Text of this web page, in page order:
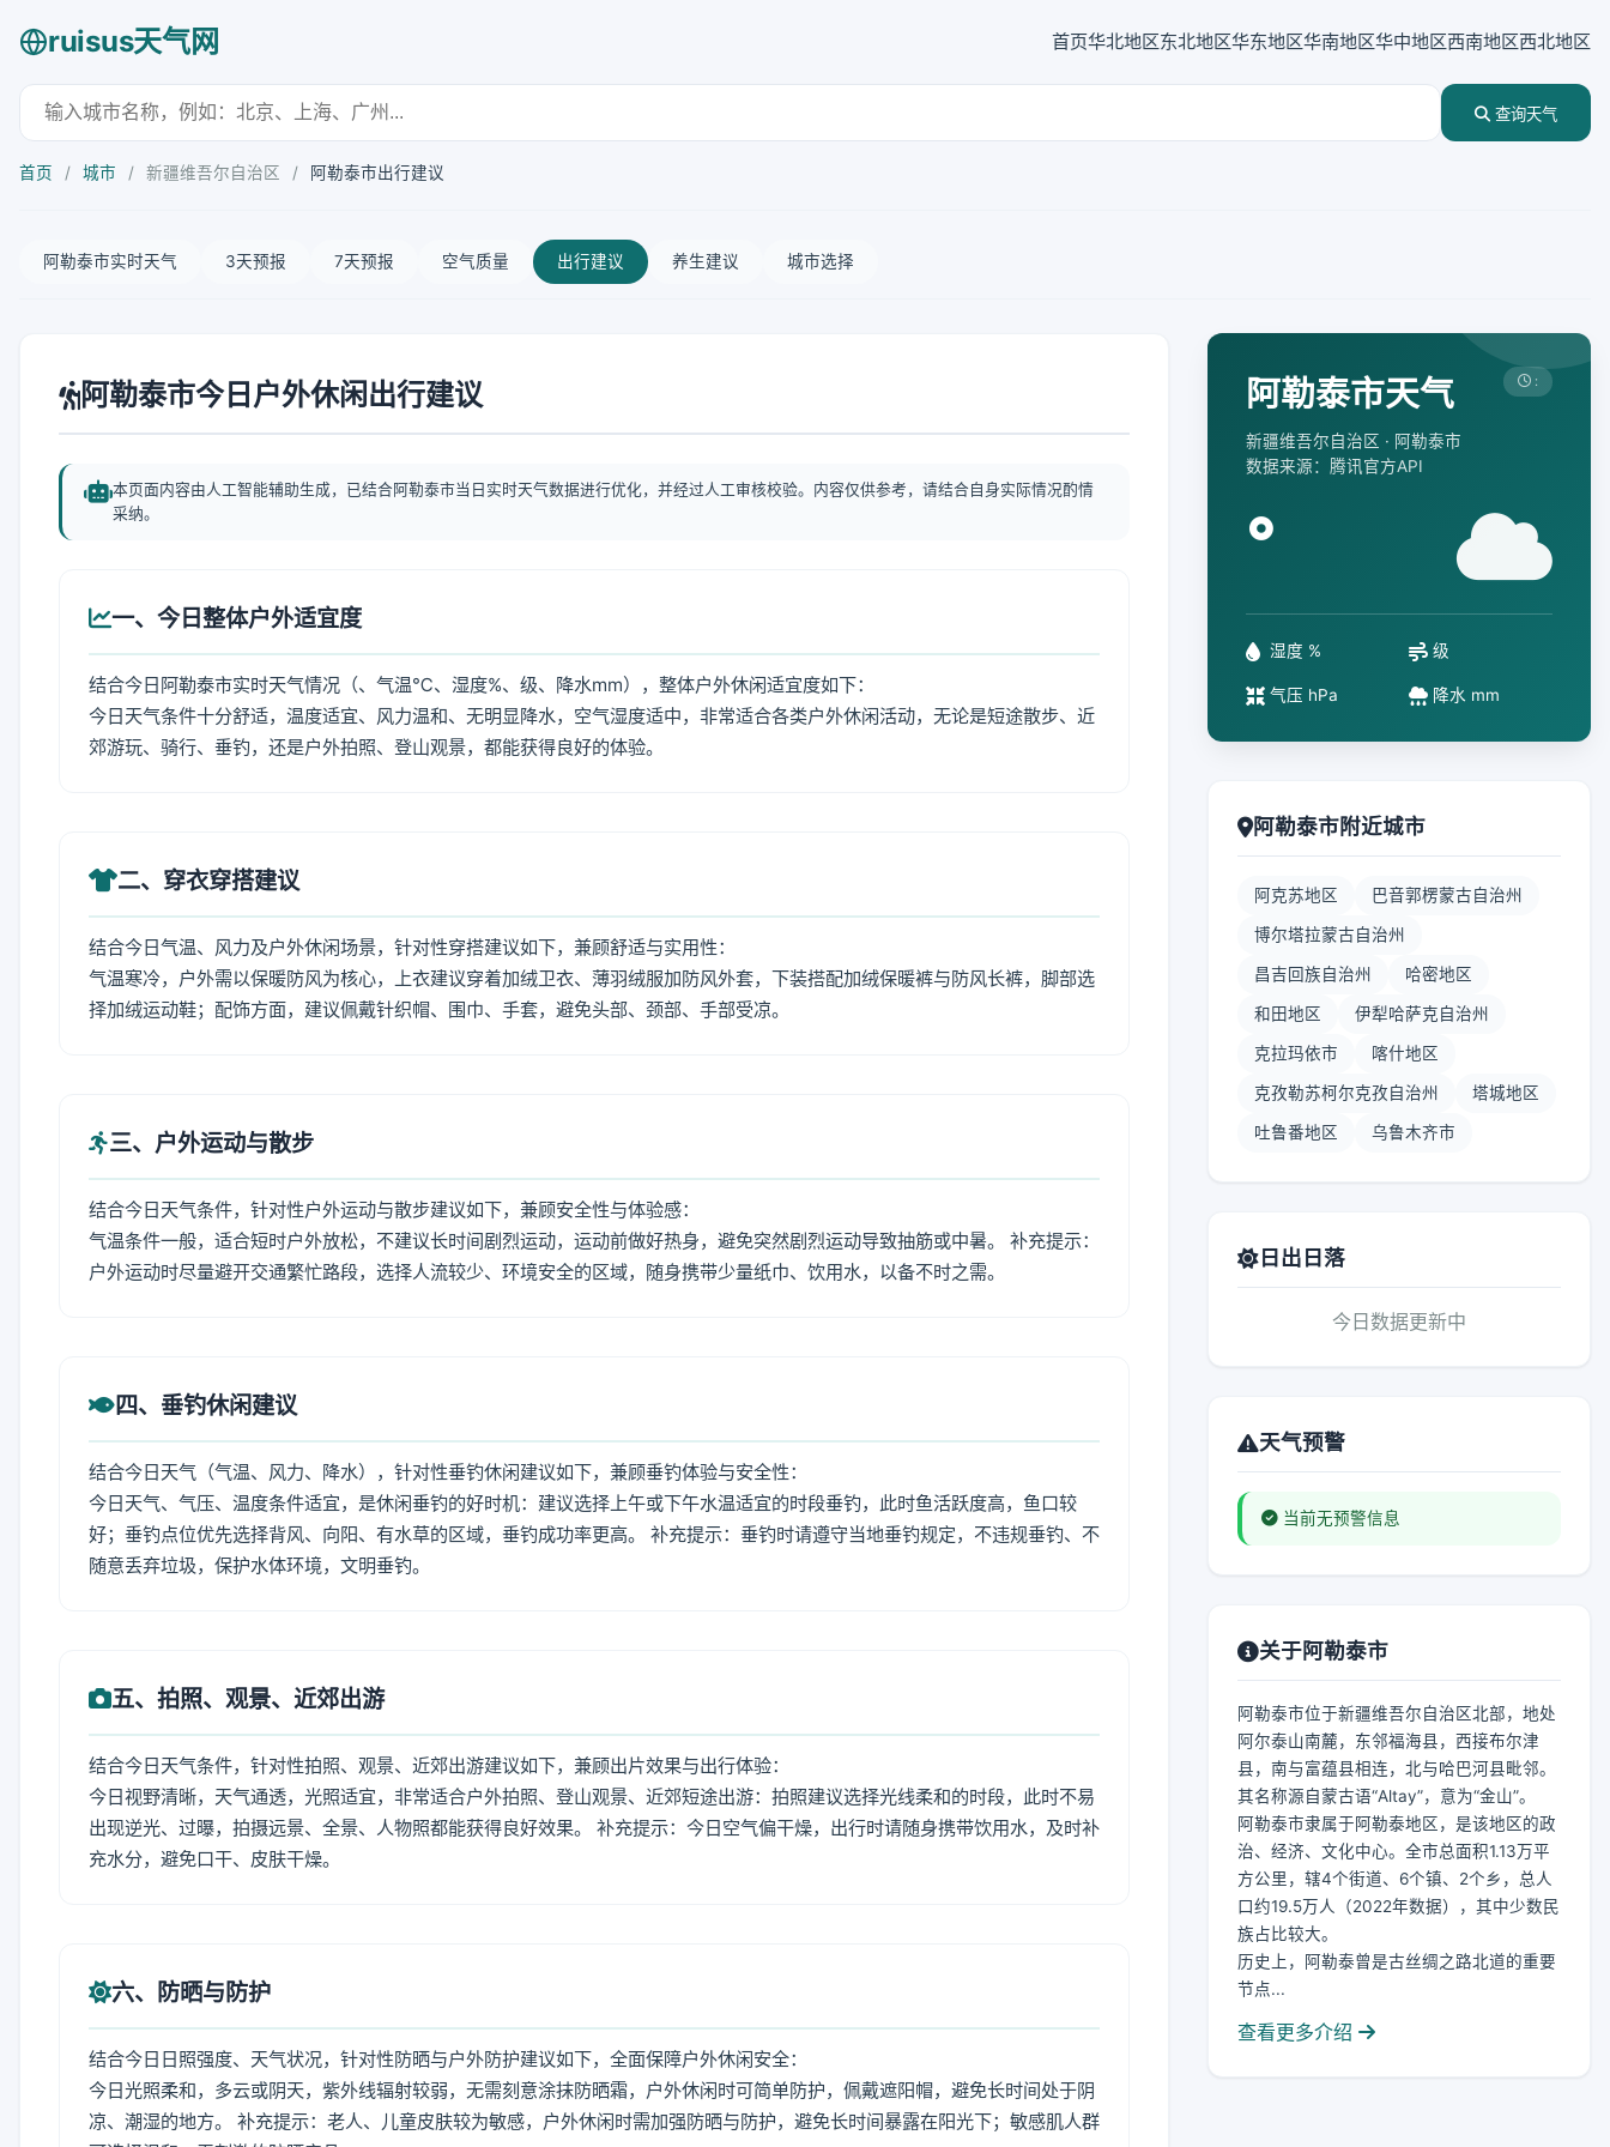
ruisus天气网 首页华北地区东北地区华东地区华南地区华中地区西南地区西北地区
查询天气
首页 / 城市 / 新疆维吾尔自治区 / 阿勒泰市出行建议
阿勒泰市实时天气 3天预报 7天预报 空气质量 出行建议 养生建议 城市选择
阿勒泰市今日户外休闲出行建议
本页面内容由人工智能辅助生成，已结合阿勒泰市当日实时天气数据进行优化，并经过人工审核校验。内容仅供参考，请结合自身实际情况酌情
采纳。
一、今日整体户外适宜度
结合今日阿勒泰市实时天气情况（、气温℃、湿度%、级、降水mm），整体户外休闲适宜度如下：
今日天气条件十分舒适，温度适宜、风力温和、无明显降水，空气湿度适中，非常适合各类户外休闲活动，无论是短途散步、近
郊游玩、骑行、垂钓，还是户外拍照、登山观景，都能获得良好的体验。
二、穿衣穿搭建议
结合今日气温、风力及户外休闲场景，针对性穿搭建议如下，兼顾舒适与实用性：
气温寒冷，户外需以保暖防风为核心，上衣建议穿着加绒卫衣、薄羽绒服加防风外套，下装搭配加绒保暖裤与防风长裤，脚部选
择加绒运动鞋；配饰方面，建议佩戴针织帽、围巾、手套，避免头部、颈部、手部受凉。
三、户外运动与散步
结合今日天气条件，针对性户外运动与散步建议如下，兼顾安全性与体验感：
气温条件一般，适合短时户外放松，不建议长时间剧烈运动，运动前做好热身，避免突然剧烈运动导致抽筋或中暑。 补充提示：
户外运动时尽量避开交通繁忙路段，选择人流较少、环境安全的区域，随身携带少量纸巾、饮用水，以备不时之需。
四、垂钓休闲建议
结合今日天气（气温、风力、降水），针对性垂钓休闲建议如下，兼顾垂钓体验与安全性：
今日天气、气压、温度条件适宜，是休闲垂钓的好时机：建议选择上午或下午水温适宜的时段垂钓，此时鱼活跃度高，鱼口较
好；垂钓点位优先选择背风、向阳、有水草的区域，垂钓成功率更高。 补充提示：垂钓时请遵守当地垂钓规定，不违规垂钓、不
随意丢弃垃圾，保护水体环境，文明垂钓。
五、拍照、观景、近郊出游
结合今日天气条件，针对性拍照、观景、近郊出游建议如下，兼顾出片效果与出行体验：
今日视野清晰，天气通透，光照适宜，非常适合户外拍照、登山观景、近郊短途出游：拍照建议选择光线柔和的时段，此时不易
出现逆光、过曝，拍摄远景、全景、人物照都能获得良好效果。 补充提示：今日空气偏干燥，出行时请随身携带饮用水，及时补
充水分，避免口干、皮肤干燥。
六、防晒与防护
结合今日日照强度、天气状况，针对性防晒与户外防护建议如下，全面保障户外休闲安全：
今日光照柔和，多云或阴天，紫外线辐射较弱，无需刻意涂抹防晒霜，户外休闲时可简单防护，佩戴遮阳帽，避免长时间处于阴
凉、潮湿的地方。 补充提示：老人、儿童皮肤较为敏感，户外休闲时需加强防晒与防护，避免长时间暴露在阳光下；敏感肌人群
阿勒泰市天气
新疆维吾尔自治区 · 阿勒泰市
数据来源：腾讯官方API
:
°
湿度 % 级
气压 hPa 降水 mm
阿勒泰市附近城市
阿克苏地区 巴音郭楞蒙古自治州
博尔塔拉蒙古自治州
昌吉回族自治州 哈密地区
和田地区 伊犁哈萨克自治州
克拉玛依市 喀什地区
克孜勒苏柯尔克孜自治州 塔城地区
吐鲁番地区 乌鲁木齐市
日出日落
今日数据更新中
天气预警
当前无预警信息
关于阿勒泰市
阿勒泰市位于新疆维吾尔自治区北部，地处
阿尔泰山南麓，东邻福海县，西接布尔津
县，南与富蕴县相连，北与哈巴河县毗邻。
其名称源自蒙古语“Altay”，意为“金山”。
阿勒泰市隶属于阿勒泰地区，是该地区的政
治、经济、文化中心。全市总面积1.13万平
方公里，辖4个街道、6个镇、2个乡，总人
口约19.5万人（2022年数据），其中少数民
族占比较大。
历史上，阿勒泰曾是古丝绸之路北道的重要
节点...
查看更多介绍